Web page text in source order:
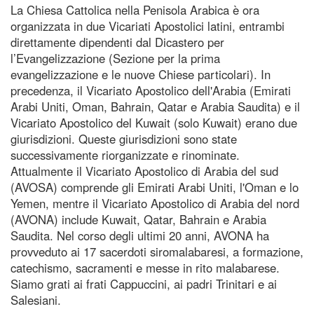
La Chiesa Cattolica nella Penisola Arabica è ora
organizzata in due Vicariati Apostolici latini, entrambi
direttamente dipendenti dal Dicastero per
l’Evangelizzazione (Sezione per la prima
evangelizzazione e le nuove Chiese particolari). In
precedenza, il Vicariato Apostolico dell'Arabia (Emirati
Arabi Uniti, Oman, Bahrain, Qatar e Arabia Saudita) e il
Vicariato Apostolico del Kuwait (solo Kuwait) erano due
giurisdizioni. Queste giurisdizioni sono state
successivamente riorganizzate e rinominate.
Attualmente il Vicariato Apostolico di Arabia del sud
(AVOSA) comprende gli Emirati Arabi Uniti, l'Oman e lo
Yemen, mentre il Vicariato Apostolico di Arabia del nord
(AVONA) include Kuwait, Qatar, Bahrain e Arabia
Saudita. Nel corso degli ultimi 20 anni, AVONA ha
provveduto ai 17 sacerdoti siromalabaresi, a formazione,
catechismo, sacramenti e messe in rito malabarese.
Siamo grati ai frati Cappuccini, ai padri Trinitari e ai
Salesiani.